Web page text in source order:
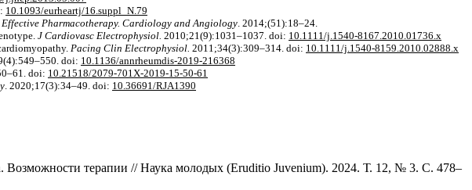
10.1093/eurheartj/16.suppl_N.79
Effective Pharmacotherapy. Cardiology and Angiology. 2014;(51):18–24.
J Cardiovasc Electrophysiol. 2010;21(9):1031–1037. doi: 10.1111/j.1540-8167.2010.01736.x
Pacing Clin Electrophysiol. 2011;34(3):309–314. doi: 10.1111/j.1540-8159.2010.02888.x
doi: 10.1136/annrheumdis-2019-216368
doi: 10.21518/2079-701X-2019-15-50-61
. 2020;17(3):34–49. doi: 10.36691/RJA1390
терапии // Наука молодых (Eruditio Juvenium). 2024. Т. 12, № 3. С. 478–